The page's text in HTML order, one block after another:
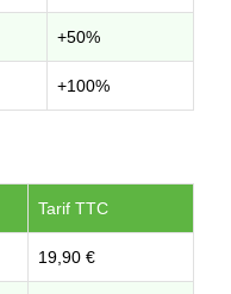
+50%
+100%
Tarif TTC
19,90 €